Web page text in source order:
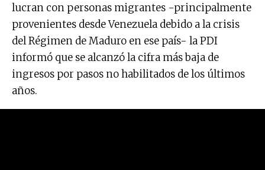
lucran con personas migrantes -principalmente
provenientes desde Venezuela debido a la crisis
del Régimen de Maduro en ese país- la PDI
informó que se alcanzó la cifra más baja de
ingresos por pasos no habilitados de los últimos
años.